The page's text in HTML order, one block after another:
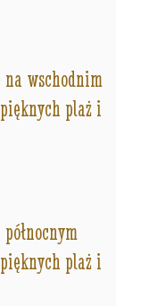
na wschodnim
plaż i
plaż i